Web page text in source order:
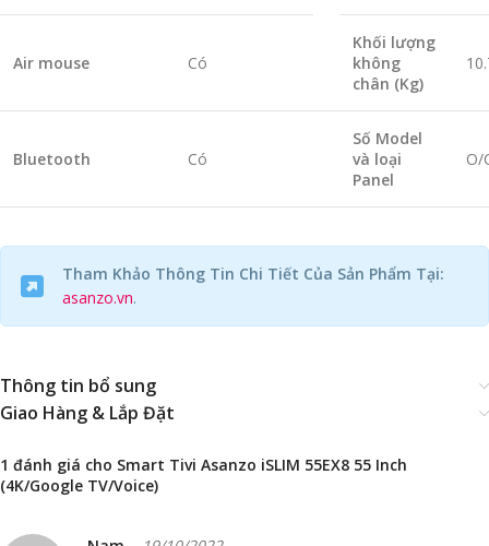
Air mouse Có
Khối lượng
không
chân (Kg)
Bluetooth Có
Số Model
và loại
Panel
O/
Tham Khảo Thông Tin Chi Tiết Của Sản Phẩm Tại:
asanzo.vn.
Thông tin bổ sung
Giao Hàng & Lắp Đặt
1 đánh giá cho Smart Tivi Asanzo iSLIM 55EX8 55 Inch
(4K/Google TV/Voice)